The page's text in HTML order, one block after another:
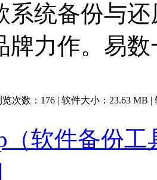
系统备份与
牌力作。易
览次数： 176 | 软件大小： 23.63 MB |
（软件备份